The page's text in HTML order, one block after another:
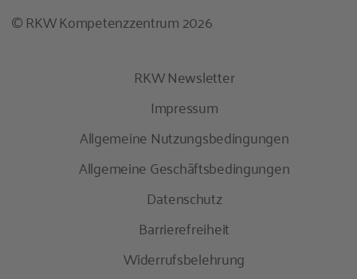
© RKW Kompetenzzentrum 2026
RKW Newsletter
Impressum
Allgemeine Nutzungsbedingungen
Allgemeine Geschäftsbedingungen
Datenschutz
Barrierefreiheit
Widerrufsbelehrung